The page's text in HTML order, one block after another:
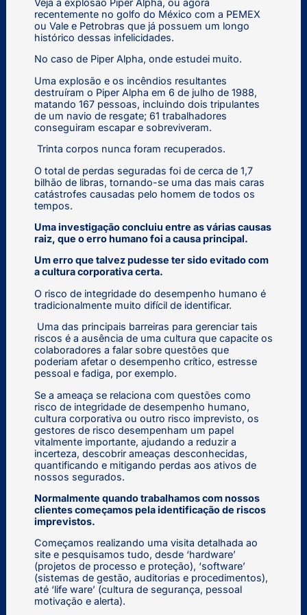
Veja a explosão Piper Alpha, ou agora
recentemente no golfo do México com a PEMEX
ou Vale e Petrobras que já possuem um longo
histórico dessas infelicidades.
No caso de Piper Alpha, onde estudei muito.
Uma explosão e os incêndios resultantes
destruíram o Piper Alpha em 6 de julho de 1988,
matando 167 pessoas, incluindo dois tripulantes
de um navio de resgate; 61 trabalhadores
conseguiram escapar e sobreviveram.
Trinta corpos nunca foram recuperados.
O total de perdas seguradas foi de cerca de 1,7
bilhão de libras, tornando-se uma das mais caras
catástrofes causadas pelo homem de todos os
tempos.
Uma investigação concluiu entre as várias causas
raiz, que o erro humano foi a causa principal.
Um erro que talvez pudesse ter sido evitado com
a cultura corporativa certa.
O risco de integridade do desempenho humano é
tradicionalmente muito difícil de identificar.
Uma das principais barreiras para gerenciar tais
riscos é a ausência de uma cultura que capacite os
colaboradores a falar sobre questões que
poderiam afetar o desempenho crítico, estresse
pessoal e fadiga, por exemplo.
Se a ameaça se relaciona com questões como
risco de integridade de desempenho humano,
cultura corporativa ou outro risco imprevisto, os
gestores de risco desempenham um papel
vitalmente importante, ajudando a reduzir a
incerteza, descobrir ameaças desconhecidas,
quantificando e mitigando perdas aos ativos de
nossos segurados.
Normalmente quando trabalhamos com nossos
clientes começamos pela identificação de riscos
imprevistos.
Começamos realizando uma visita detalhada ao
site e pesquisamos tudo, desde ‘hardware’
(projetos de processo e proteção), ‘software’
(sistemas de gestão, auditorias e procedimentos),
até ‘life ware’ (cultura de segurança, pessoal
motivação e alerta).